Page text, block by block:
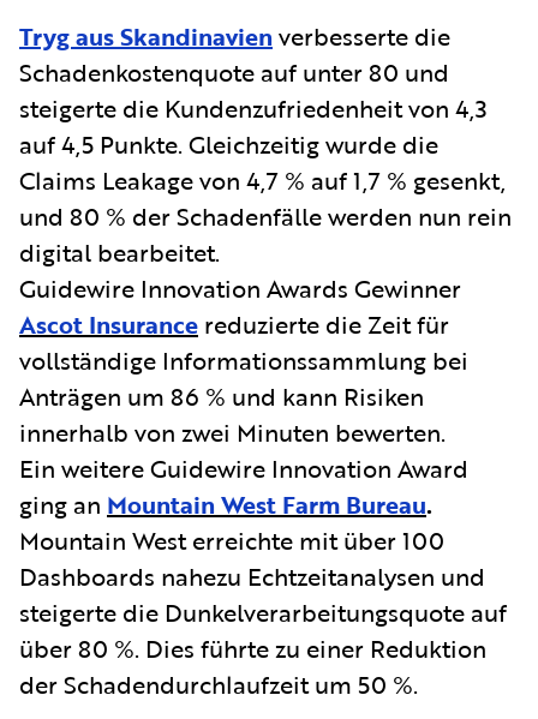
Tryg aus Skandinavien verbesserte die
Schadenkostenquote auf unter 80 und
steigerte die Kundenzufriedenheit von 4,3
auf 4,5 Punkte. Gleichzeitig wurde die
Claims Leakage von 4,7 % auf 1,7 % gesenkt,
und 80 % der Schadenfälle werden nun rein
digital bearbeitet.
Guidewire Innovation Awards Gewinner
Ascot Insurance reduzierte die Zeit für
vollständige Informationssammlung bei
Anträgen um 86 % und kann Risiken
innerhalb von zwei Minuten bewerten.
Ein weitere Guidewire Innovation Award
ging an Mountain West Farm Bureau.
Mountain West erreichte mit über 100
Dashboards nahezu Echtzeitanalysen und
steigerte die Dunkelverarbeitungsquote auf
über 80 %. Dies führte zu einer Reduktion
der Schadendurchlaufzeit um 50 %.